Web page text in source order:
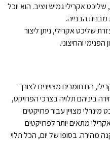
שליכט אקרילי גמיש ויציב. הוא יוכל
הבנייה.
שליכט אקרילי, ניתן ליצור
הפנימי והחיצוני.
הם חומרים מצויינים לצורך
ביניהם תלויה בצרכי הפרויקט,
מצויין עבור פרויקטים
מתאים יותר לפרויקטים
מהירה. בסופו של יום, הכל תלוי